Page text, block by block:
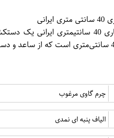
دستکش کار ایمنی اعلا
چرم گاوی مرغوب
الیاف پنبه ای نمدی